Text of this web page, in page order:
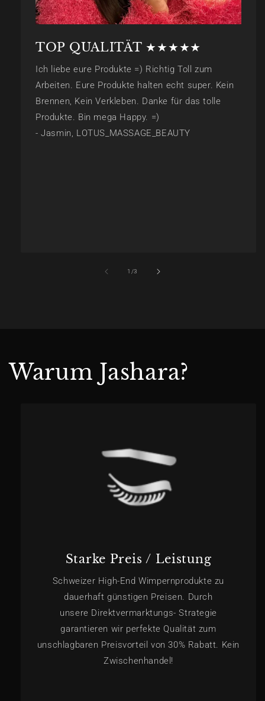
TOP QUALITÄT ★★★★★
Ich liebe eure Produkte =) Richtig Toll zum
Arbeiten. Eure Produkte halten echt super. Kein
Brennen, Kein Verkleben. Danke für das tolle
Produkte. Bin mega Happy. =)
- Jasmin, LOTUS_MASSAGE_BEAUTY
1 /of
3
Warum Jashara?
Starke Preis / Leistung
Schweizer High-End Wimpernprodukte zu
dauerhaft günstigen Preisen. Durch
unsere Direktvermarktungs- Strategie
garantieren wir perfekte Qualität zum
unschlagbaren Preisvorteil von 30% Rabatt. Kein
Zwischenhandel!